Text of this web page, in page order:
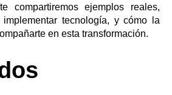
compartiremos ejemplos reales,
tecnología, y cómo la
en esta transformación.